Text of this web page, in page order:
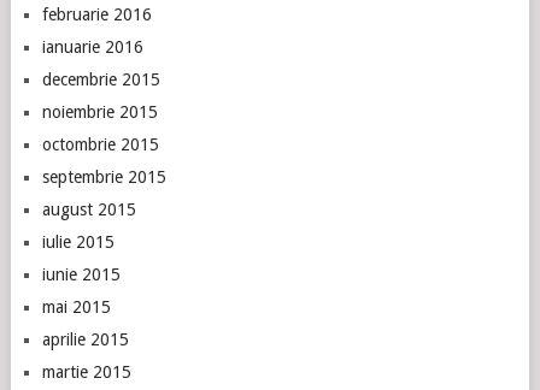
februarie 2016
ianuarie 2016
decembrie 2015
noiembrie 2015
octombrie 2015
septembrie 2015
august 2015
iulie 2015
iunie 2015
mai 2015
aprilie 2015
martie 2015